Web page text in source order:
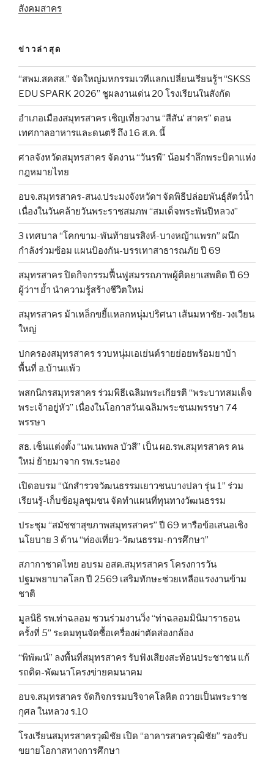
สังคมสาคร
ข่าวล่าสุด
“สพม.สคสส.” จัดใหญ่มหกรรมเวทีแลกเปลี่ยนเรียนรู้ฯ “SKSS
EDU SPARK 2026” ชูผลงานเด่น 20 โรงเรียนในสังกัด
อำเภอเมืองสมุทรสาคร เชิญเที่ยวงาน “สีสัน’ สาคร” ตอน
เทศกาลอาหารและดนตรี ถึง 16 ส.ค. นี้
ศาลจังหวัดสมุทรสาคร จัดงาน “วันรพี” น้อมรำลึกพระบิดาแห่ง
กฎหมายไทย
อบจ.สมุทรสาคร-สนง.ประมงจังหวัดฯ จัดพิธีปล่อยพันธุ์สัตว์น้ำ
เนื่องในวันคล้ายวันพระราชสมภพ “สมเด็จพระพันปีหลวง”
3 เทศบาล “โคกขาม-พันท้ายนรสิงห์-บางหญ้าแพรก” ผนึก
กำลังร่วมซ้อม แผนป้องกัน-บรรเทาสาธารณภัย ปี 69
สมุทรสาคร ปิดกิจกรรมฟื้นฟูสมรรถภาพผู้ติดยาเสพติด ปี 69
ผู้ว่าฯ ย้ำ นำความรู้สร้างชีวิตใหม่
สมุทรสาคร ม้าเหล็กขยี้แหลกหนุ่มปริศนา เส้นมหาชัย-วงเวียน
ใหญ่
ปกครองสมุทรสาคร รวบหนุ่มเอเย่นต์รายย่อยพร้อมยาบ้า
พื้นที่ อ.บ้านแพ้ว
พสกนิกรสมุทรสาคร ร่วมพิธีเฉลิมพระเกียรติ “พระบาทสมเด็จ
พระเจ้าอยู่หัว” เนื่องในโอกาสวันเฉลิมพระชนมพรรษา 74
พรรษา
สธ. เซ็นแต่งตั้ง “นพ.นพพล บัวสี” เป็น ผอ.รพ.สมุทรสาคร คน
ใหม่ ย้ายมาจาก รพ.ระนอง
เปิดอบรม “นักสำรวจวัฒนธรรมเยาวชนบางปลา รุ่น 1” ร่วม
เรียนรู้-เก็บข้อมูลชุมชน จัดทำแผนที่ทุนทางวัฒนธรรม
ประชุม “สมัชชาสุขภาพสมุทรสาคร” ปี 69 หารือข้อเสนอเชิง
นโยบาย 3 ด้าน “ท่องเที่ยว-วัฒนธรรม-การศึกษา”
สภากาชาดไทย อบรม อสต.สมุทรสาคร โครงการวัน
ปฐมพยาบาลโลก ปี 2569 เสริมทักษะช่วยเหลือแรงงานข้าม
ชาติ
มูลนิธิ รพ.ท่าฉลอม ชวนร่วมงานวิ่ง “ท่าฉลอมมินิมาราธอน
ครั้งที่ 5” ระดมทุนจัดซื้อเครื่องผ่าตัดส่องกล้อง
“พิพัฒน์” ลงพื้นที่สมุทรสาคร รับฟังเสียงสะท้อนประชาชน แก้
รถติด-พัฒนาโครงข่ายคมนาคม
อบจ.สมุทรสาคร จัดกิจกรรมบริจาคโลหิต ถวายเป็นพระราช
กุศล ในหลวง ร.10
โรงเรียนสมุทรสาครวุฒิชัย เปิด “อาคารสาครวุฒิชัย” รองรับ
ขยายโอกาสทางการศึกษา